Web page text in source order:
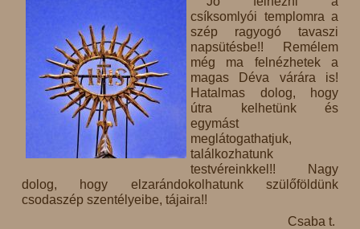
csíksomlyói templomra a
szép ragyogó tavaszi
napsütésbe!! Remélem
még ma felnézhetek a
magas Déva várára is!
Hatalmas dolog, hogy
útra kelhetünk és
egymást
meglátogathatjuk,
találkozhatunk
testvéreinkkel!! Nagy
dolog, hogy elzarándokolhatunk szülőföldünk
csodaszép szentélyeibe, tájaira!!
Csaba t.